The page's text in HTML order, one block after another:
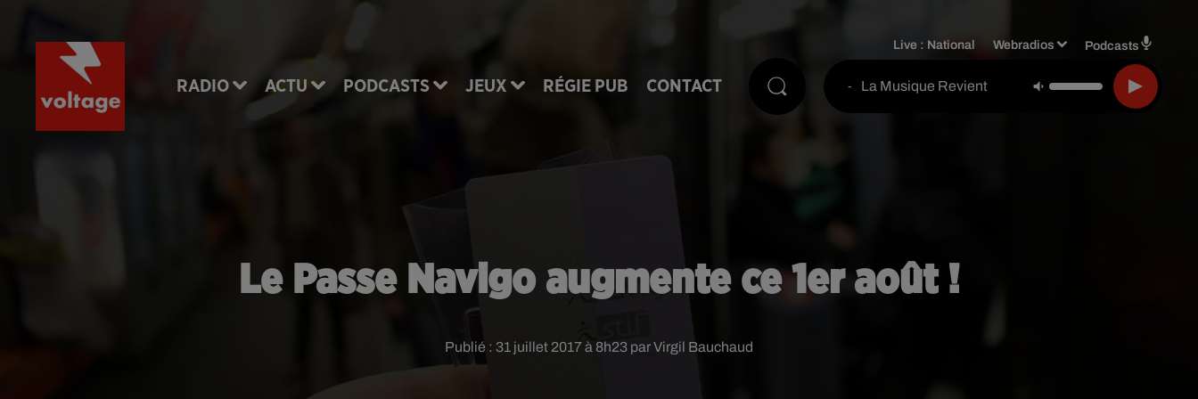
RADIO ACTU PODCASTS JEUX RÉGIE PUB CONTACT
Live : National Webradios Podcasts
- La Musique Revient
Le Passe Navigo augmente ce 1er août !
Publié : 31 juillet 2017 à 8h23 par Virgil Bauchaud